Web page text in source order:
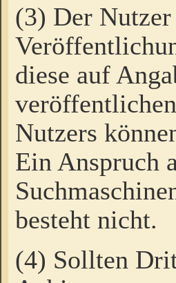
(3) Der
diese auf
Nutzers
Ein Anspruch
besteht nicht.
(4) Sollten